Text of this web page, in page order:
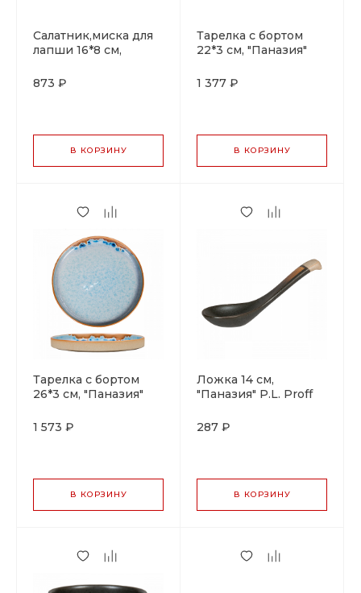
Салатник,миска для
лапши 16*8 см,
Proff Cuisine
873 ₽
В КОРЗИНУ
Тарелка с бортом
22*3 см, "Паназия"
1 377 ₽
В КОРЗИНУ
Тарелка с бортом
26*3 см, "Паназия"
1 573 ₽
В КОРЗИНУ
Ложка 14 см,
"Паназия" P.L. Proff
287 ₽
В КОРЗИНУ